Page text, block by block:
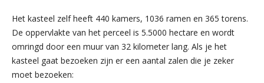
Het kasteel zelf heeft 440 kamers, 1036 ramen en 365 torens.
De oppervlakte van het perceel is 5.5000 hectare en wordt
omringd door een muur van 32 kilometer lang. Als je het
kasteel gaat bezoeken zijn er een aantal zalen die je zeker
moet bezoeken: